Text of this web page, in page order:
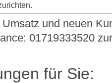
und neuen
01719333520
für Sie: